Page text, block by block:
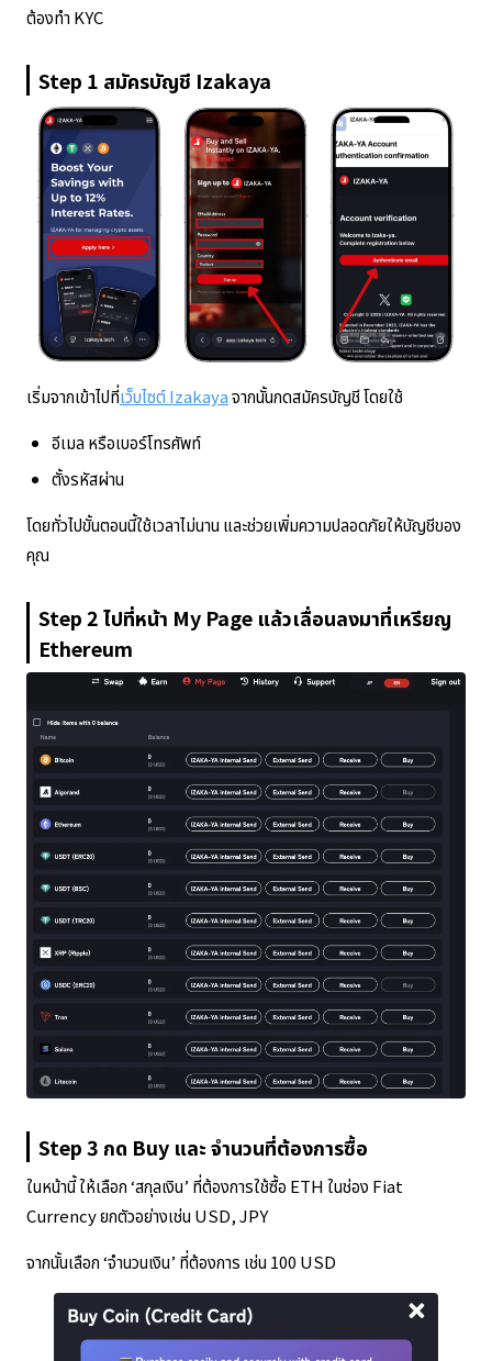
ต้องทำ KYC
Step 1 สมัครบัญชี Izakaya
เริ่มจากเข้าไปที่เว็บไซต์ Izakayaจากนั้นกดสมัครบัญชี โดยใช้
อีเมล หรือเบอร์โทรศัพท์
ตั้งรหัสผ่าน
โดยทั่วไปขั้นตอนนี้ใช้เวลาไม่นาน และช่วยเพิ่มความปลอดภัยให้บัญชีของ
คุณ
Step 2 ไปที่หน้า My Page แล้วเลื่อนลงมาที่เหรียญ
Ethereum
Step 3 กด Buy และ จำนวนที่ต้องการซื้อ
ในหน้านี้ ให้เลือก ‘สกุลเงิน’ ที่ต้องการใช้ซื้อ ETH ในช่อง Fiat
Currency ยกตัวอย่างเช่น USD, JPY
จากนั้นเลือก ‘จำนวนเงิน’ ที่ต้องการ เช่น 100 USD